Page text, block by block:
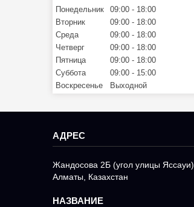
Понедельник 09:00
18:00
Вторник
09:00
18:00
Среда
09:00
18:00
Четверг
09:00
18:00
Пятница
09:00
18:00
Суббота
09:00
15:00
Воскресенье
Выходной
Жандосова 2Б (угол улицы Яссауи),
Алматы, Казахстан